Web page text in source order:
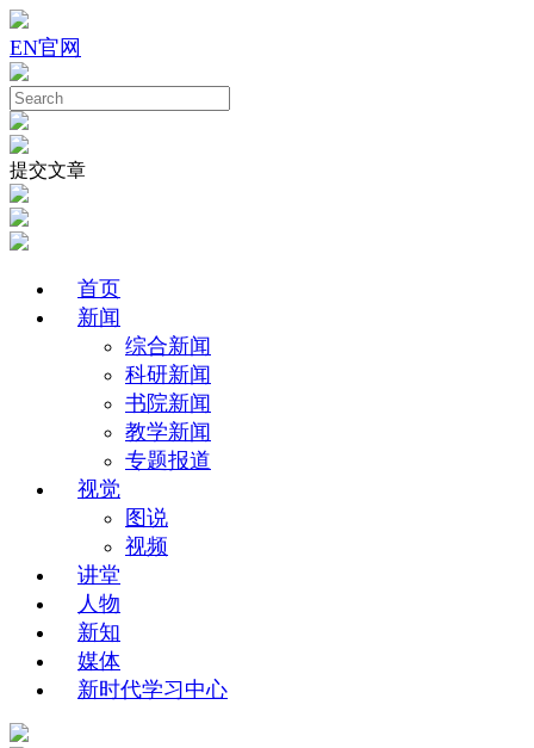
EN官网
提交文章
首页
新闻
综合新闻
科研新闻
书院新闻
教学新闻
专题报道
视觉
图说
视频
讲堂
人物
新知
媒体
新时代学习中心